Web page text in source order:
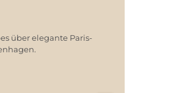
über elegante Paris-